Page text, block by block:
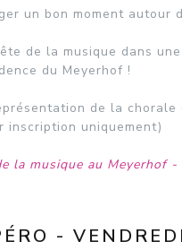
un bon moment
de la musique dans
du Meyerhof !
de la
inscription uniquement)
la musique au Meyerhof
-